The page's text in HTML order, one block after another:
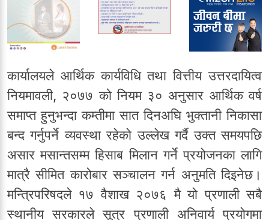
कार्यालयले आर्थिक कार्यविधि तथा वित्तीय उत्तरदायित्व
नियमावली, २०७७ को नियम ३० अनुसार आर्थिक वर्ष
समाप्त हुनुभन्दा कम्तीमा सात दिनअघि भुक्तानी निकासा
बन्द गर्नुपर्ने व्यवस्था रहेको उल्लेख गर्दै उक्त समयपछि
असार मसान्तसम्म हिसाब मिलान गर्ने प्रयोजनका लागि
मात्रै सीमित कारोबार सञ्चालन गर्न अनुमति दिइनेछ।
मन्त्रिपरिषदले १७ वैशाख २०७६ मै यो प्रणाली सबै
स्थानीय सरकारले सूत्र प्रणाली अनिवार्य प्रयोगमा